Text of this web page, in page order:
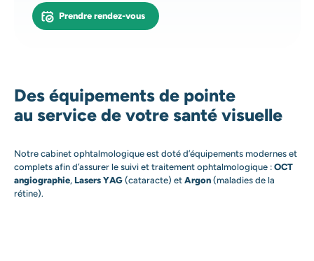
Prendre rendez-vous
Des équipements de pointe
au service de votre santé visuelle
Notre cabinet ophtalmologique est doté d’équipements modernes et
complets afin d’assurer le suivi et traitement ophtalmologique : OCT
angiographie, Lasers YAG(cataracte) et Argon (maladies de la
rétine).